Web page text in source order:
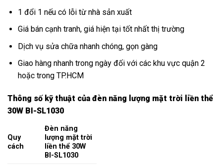
1 đổi 1 nếu có lỗi từ nhà sản xuất
Giá bán cạnh tranh, giá hiện tại tốt nhất thị trường
Dịch vụ sửa chữa nhanh chóng, gọn gàng
Giao hàng nhanh trong ngày đối với các khu vực quận 2
hoặc trong TP.HCM
Thông số kỹ thuật của đèn năng lượng mặt trời liền thể
30W BI-SL1030
Quy
cách
Đèn năng
lượng mặt trời
liền thể 30W
BI-SL1030